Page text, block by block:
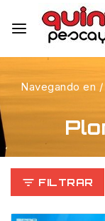
Navegando en /
FILTRAR